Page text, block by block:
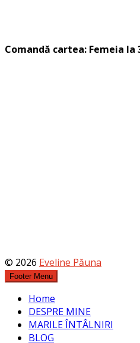
Comandă cartea: Femeia la
© 2026 Eveline Păuna
Footer Menu
Home
DESPRE MINE
MARILE ÎNTÂLNIRI
BLOG